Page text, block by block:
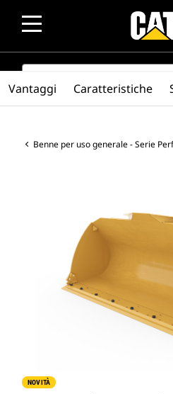
SEARCH
Benne per uso generale - Serie
NOVITÀ
Vantaggi Caratteristiche